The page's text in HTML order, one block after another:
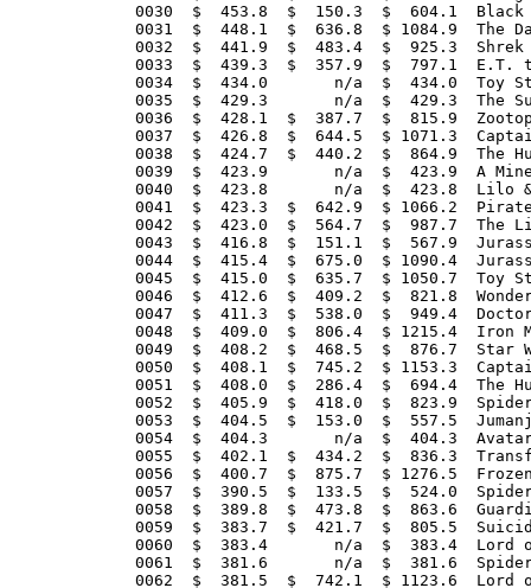
0030  $  453.8  $  150.3  $  604.1  Black
0031  $  448.1  $  636.8  $ 1084.9  The
0032  $  441.9  $  483.4  $  925.3
0033  $  439.3  $  357.9  $  797.1  E.T.
0034  $  434.0       n/a  $  434.0  Toy
0035  $  429.3       n/a  $  429.3  The
0036  $  428.1  $  387.7  $  815.9
0037  $  426.8  $  644.5  $ 1071.3
0038  $  424.7  $  440.2  $  864.9  The
0039  $  423.9       n/a  $  423.9  A
0040  $  423.8       n/a  $  423.8  Lilo
0041  $  423.3  $  642.9  $ 1066.2
0042  $  423.0  $  564.7  $  987.7  The
0043  $  416.8  $  151.1  $  567.9
0044  $  415.4  $  675.0  $ 1090.4
0045  $  415.0  $  635.7  $ 1050.7  Toy
0046  $  412.6  $  409.2  $  821.8  Wonder
0047  $  411.3  $  538.0  $  949.4
0048  $  409.0  $  806.4  $ 1215.4  Iron
0049  $  408.2  $  468.5  $  876.7  Star
0050  $  408.1  $  745.2  $ 1153.3
0051  $  408.0  $  286.4  $  694.4  The
0052  $  405.9  $  418.0  $  823.9
0053  $  404.5  $  153.0  $  557.5
0054  $  404.3       n/a  $  404.3
0055  $  402.1  $  434.2  $  836.3
0056  $  400.7  $  875.7  $ 1276.5
0057  $  390.5  $  133.5  $  524.0
0058  $  389.8  $  473.8  $  863.6
0059  $  383.7  $  421.7  $  805.5
0060  $  383.4       n/a  $  383.4  Lord
0061  $  381.6       n/a  $  381.6
0062  $  381.5  $  742.1  $ 1123.6